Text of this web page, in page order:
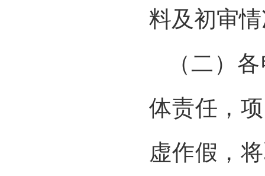
料及初审
（二）
体责任，
虚作假，